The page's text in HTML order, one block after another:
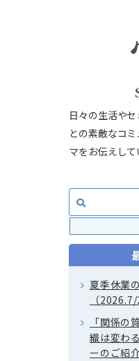
日々の生活や
との素敵なコ
マをお伝えして
夏季休業
（
「関係の
織は変わ
ーのご紹